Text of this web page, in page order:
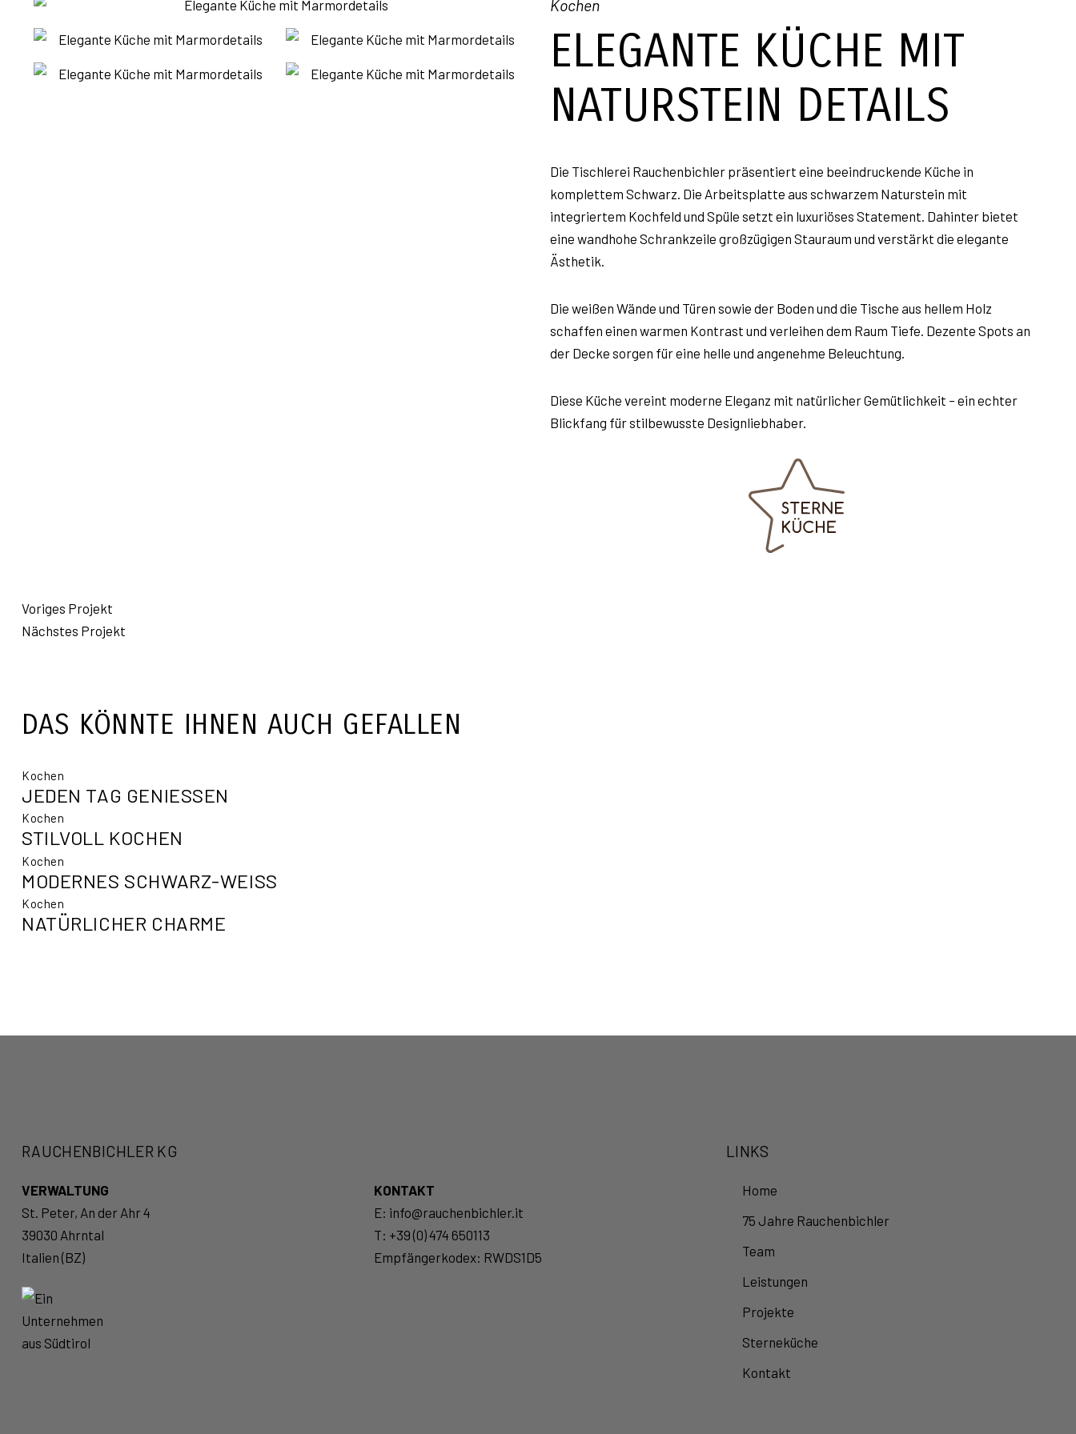
Kochen
ELEGANTE KÜCHE MIT
NATURSTEIN DETAILS
Die Tischlerei Rauchenbichler präsentiert eine beeindruckende Küche in
komplettem Schwarz. Die Arbeitsplatte aus schwarzem Naturstein mit
integriertem Kochfeld und Spüle setzt ein luxuriöses Statement. Dahinter bietet
eine wandhohe Schrankzeile großzügigen Stauraum und verstärkt die elegante
Ästhetik.
Die weißen Wände und Türen sowie der Boden und die Tische aus hellem Holz
schaffen einen warmen Kontrast und verleihen dem Raum Tiefe. Dezente Spots an
der Decke sorgen für eine helle und angenehme Beleuchtung.
Diese Küche vereint moderne Eleganz mit natürlicher Gemütlichkeit – ein echter
Blickfang für stilbewusste Designliebhaber.
Voriges Projekt
Nächstes Projekt
DAS KÖNNTE IHNEN AUCH GEFALLEN
Kochen
JEDEN TAG GENIESSEN
Kochen
STILVOLL KOCHEN
Kochen
MODERNES SCHWARZ-WEISS
Kochen
NATÜRLICHER CHARME
RAUCHENBICHLER KG
VERWALTUNG
St. Peter, An der Ahr 4
39030 Ahrntal
Italien (BZ)
KONTAKT
E: info@rauchenbichler.it
T: +39 (0) 474 650113
Empfängerkodex: RWDS1D5
LINKS
Home
75 Jahre Rauchenbichler
Team
Leistungen
Projekte
Sterneküche
Kontakt